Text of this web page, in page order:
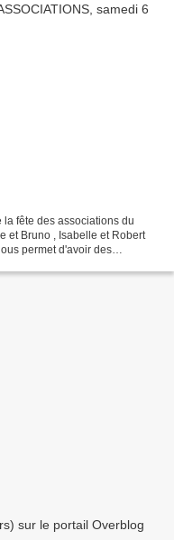
fête des associations du
et Bruno , Isabelle et Robert
permet d'avoir des
sur le portail Overblog